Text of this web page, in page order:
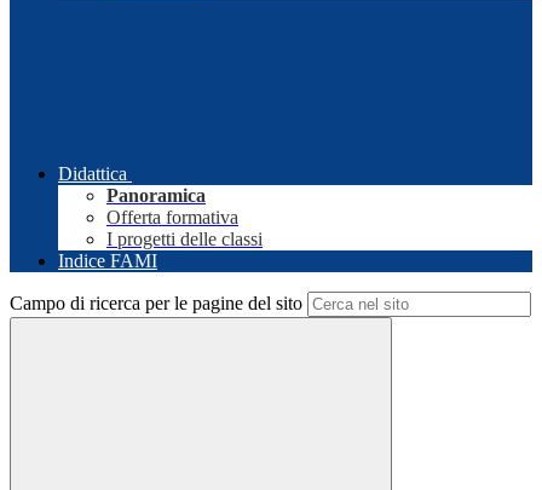
Didattica
Panoramica
Offerta formativa
I progetti delle classi
Indice FAMI
Campo di ricerca per le pagine del sito